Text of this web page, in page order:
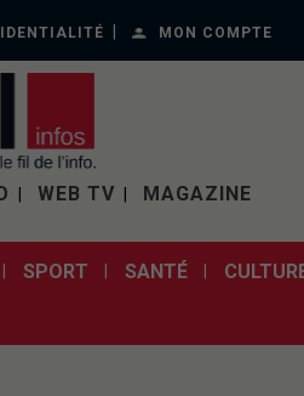
MON COMPTE
WEB TV MAGAZINE
SPORT SANTÉ